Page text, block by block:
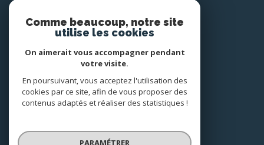
Admin
Politique RGPD
Cookies
Comme beaucoup, notre site
utilise les cookies
On aimerait vous accompagner pendant
votre visite.
En poursuivant, vous acceptez l'utilisation des
cookies par ce site, afin de vous proposer des
contenus adaptés et réaliser des statistiques !
PARAMÉTRER